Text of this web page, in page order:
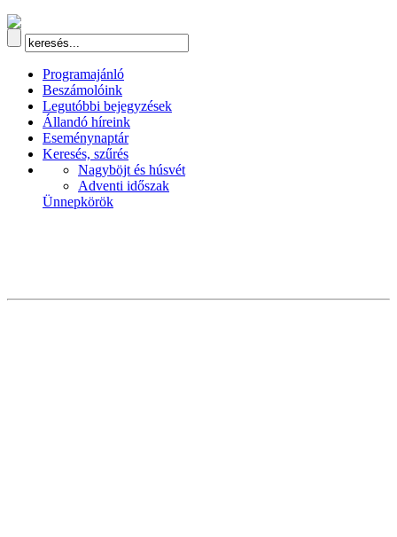
Programajánló
Beszámolóink
Legutóbbi bejegyzések
Állandó híreink
Eseménynaptár
Keresés, szűrés
Nagyböjt és húsvét
Adventi időszak
Ünnepkörök